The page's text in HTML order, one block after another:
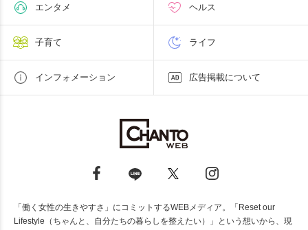
エンタメ ヘルス
子育て ライフ
インフォメーション 広告掲載について
「働く女性の生きやすさ」にコミットするWEBメディア。「Reset our
Lifestyle（ちゃんと、自分たちの暮らしを整えたい）」という想いから、現